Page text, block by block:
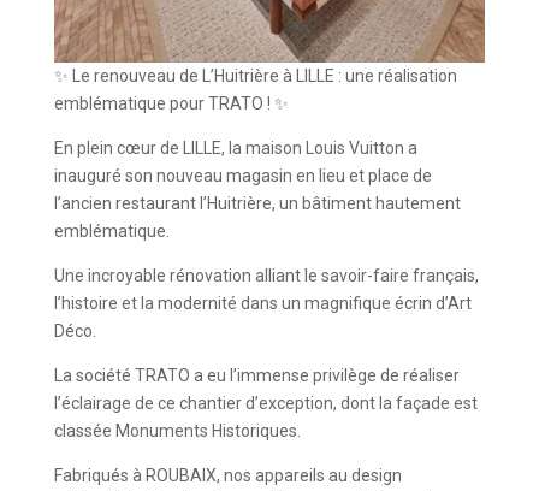
✨ Le renouveau de L’Huitrière à LILLE : une réalisation
emblématique pour TRATO ! ✨
En plein cœur de LILLE, la maison Louis Vuitton a
inauguré son nouveau magasin en lieu et place de
l’ancien restaurant l’Huitrière, un bâtiment hautement
emblématique.
Une incroyable rénovation alliant le savoir-faire français,
l’histoire et la modernité dans un magnifique écrin d’Art
Déco.
La société TRATO a eu l’immense privilège de réaliser
l’éclairage de ce chantier d’exception, dont la façade est
classée Monuments Historiques.
Fabriqués à ROUBAIX, nos appareils au design